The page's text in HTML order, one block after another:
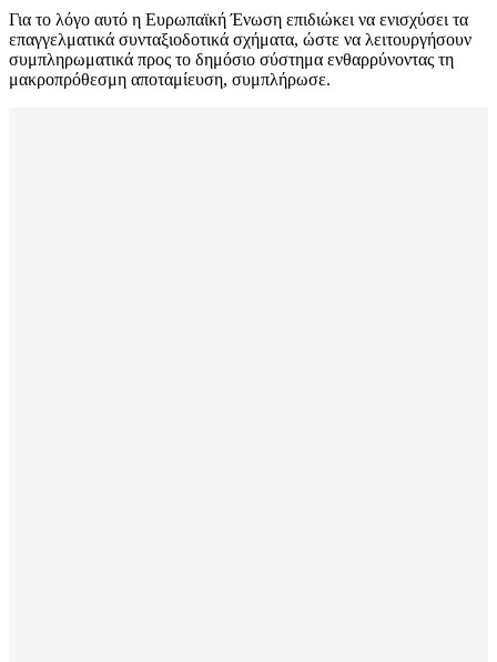
Για το λόγο αυτό η Ευρωπαϊκή Ένωση επιδιώκει να ενισχύσει τα
επαγγελματικά συνταξιοδοτικά σχήματα, ώστε να λειτουργήσουν
συμπληρωματικά προς το δημόσιο σύστημα ενθαρρύνοντας τη
μακροπρόθεσμη αποταμίευση, συμπλήρωσε.